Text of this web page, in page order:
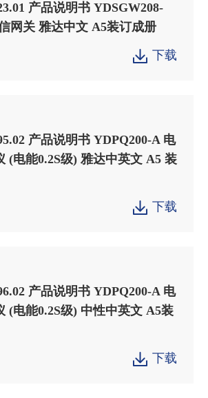
产品说明书 YDSGW208-
网关 雅达中文 A5装订成册
 下载
产品说明书 YDPQ200-A 电
(电能0.2S级) 雅达中英文 A5 装
 下载
产品说明书 YDPQ200-A 电
(电能0.2S级) 中性中英文 A5装
 下载